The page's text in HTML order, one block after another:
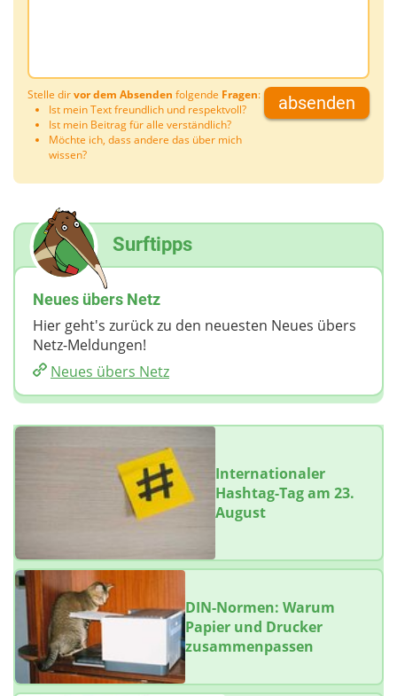
Stelle dirvor dem Absenden folgende Fragen:
Ist mein Text freundlich und respektvoll?
Ist mein Beitrag für alle verständlich?
Möchte ich, dass andere das über mich
wissen?
absenden
Surftipps
Neues übers Netz
Hier geht's zurück zu den neuesten Neues übers
Netz-Meldungen!
Neues übers Netz
Internationaler
Hashtag-Tag am 23.
August
DIN-Normen: Warum
Papier und Drucker
zusammenpassen